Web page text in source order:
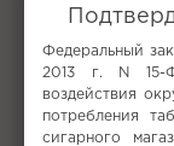
Федеральный
2013 г. N 15-
воздействия
потребления
сигарного